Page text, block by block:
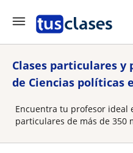
Clases particulares
de Ciencias políticas
Encuentra tu profesor ideal
particulares de más de 350